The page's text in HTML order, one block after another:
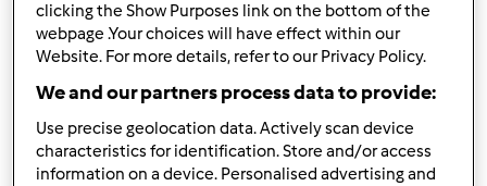
clicking the Show Purposes link on the bottom of the
webpage .Your choices will have effect within our
Website. For more details, refer to our Privacy Policy.
We and our partners process data to provide:
Use precise geolocation data. Actively scan device
characteristics for identification. Store and/or access
information on a device. Personalised advertising and